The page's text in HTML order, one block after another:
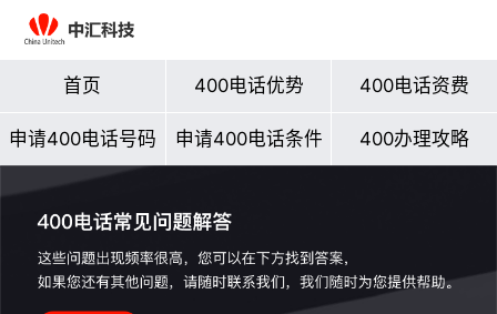
首页 400电话优势 400电话资费
申请400电话号码 申请400电话条件 400办理攻略